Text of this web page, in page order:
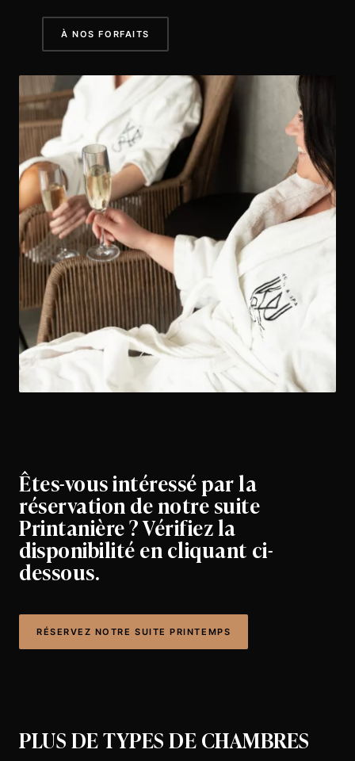
À NOS FORFAITS
Êtes-vous intéressé par la
réservation de notre suite
Printanière ? Vérifiez la
disponibilité en cliquant ci-
dessous.
RÉSERVEZ NOTRE SUITE PRINTEMPS
PLUS DE TYPES DE CHAMBRES